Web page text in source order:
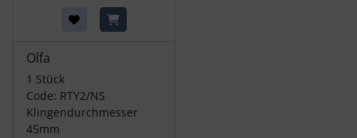
Olfa
1 Stück
Code: RTY2/NS
Klingendurchmesser
45mm